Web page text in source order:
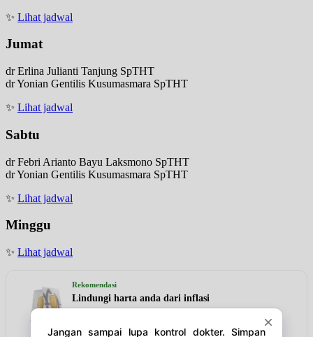
✨ Lihat jadwal
Jumat
dr Erlina Julianti Tanjung SpTHT
dr Yonian Gentilis Kusumasmara SpTHT
✨ Lihat jadwal
Sabtu
dr Febri Arianto Bayu Laksmono SpTHT
dr Yonian Gentilis Kusumasmara SpTHT
✨ Lihat jadwal
Minggu
✨ Lihat jadwal
Rekomendasi
Lindungi harta anda dari inflasi